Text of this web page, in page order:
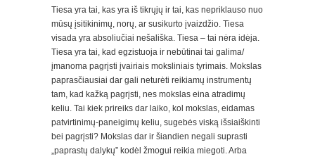
Tiesa yra tai, kas yra iš tikrųjų ir tai, kas nepriklauso nuo
mūsų įsitikinimų, norų, ar susikurto įvaizdžio. Tiesa
visada yra absoliučiai nešališka. Tiesa – tai nėra idėja.
Tiesa yra tai, kad egzistuoja ir nebūtinai tai galima/
įmanoma pagrįsti įvairiais moksliniais tyrimais. Mokslas
paprasčiausiai dar gali neturėti reikiamų instrumentų
tam, kad kažką pagrįsti, nes mokslas eina atradimų
keliu. Tai kiek prireiks dar laiko, kol mokslas, eidamas
patvirtinimų-paneigimų keliu, sugebės viską išsiaiškinti
bei pagrįsti? Mokslas dar ir šiandien negali suprasti
„paprastų dalykų” kodėl žmogui reikia miegoti. Arba